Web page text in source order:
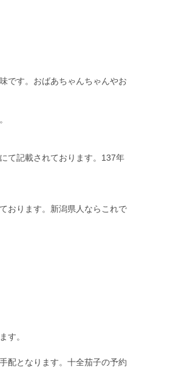
です。おばあちゃんちゃんやお
て記載されております。137年
おります。新潟県人ならこれで
す。
配となります。十全茄子の予約